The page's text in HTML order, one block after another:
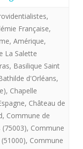
,
Française,
, Amérique,
La Salette
, Basilique Saint
d'Orléans,
, Chapelle
, Château de
, Commune de
, Commune
, Commune